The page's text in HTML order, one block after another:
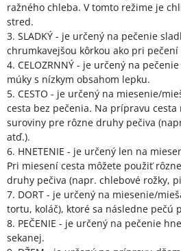
ražného chleba. V tomto režime je
stred.
3. SLADKÝ - je určený na pečenie
chrumkavejšou kôrkou ako pri
4. CELOZRNNÝ - je určený na
múky s nízkym obsahom lepku.
5. CESTO - je určený na miesenie/
cesta bez pečenia. Na prípravu
suroviny pre rôzne druhy pečiva
atď.).
6. HNETENIE - je určený len na
Pri miesení cesta môžete použiť
druhy pečiva (napr. chlebové rožky,
7. DORT - je určený na miesenie/
tortu, koláč), ktoré sa následne pečú
8. PEČENIE - je určený na pečenie
sekanej.